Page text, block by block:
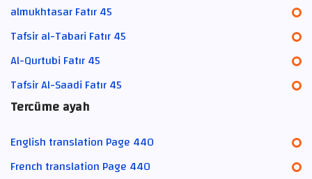
almukhtasar Fatır 45
Tafsir al-Tabari Fatır 45
Al-Qurtubi Fatır 45
Tafsir Al-Saadi Fatır 45
Tercüme ayah
English translation Page 440
French translation Page 440